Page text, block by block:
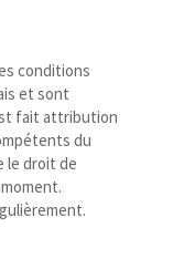
conditions
et sont
fait attribution
du
le droit de